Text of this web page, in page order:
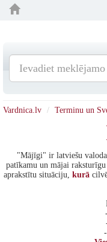
Vardnica.lv Terminu un
"Mājīgi" ir latviešu
patīkamu un mājai
aprakstītu situāciju, kurā